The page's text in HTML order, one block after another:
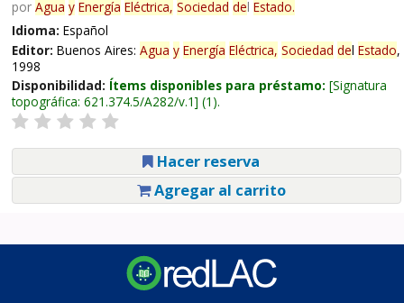
por Agua y Energía Eléctrica, Sociedad del Estado.
Idioma: Español
Editor: Buenos Aires: Agua y Energía Eléctrica, Sociedad del Estado,
1998
Disponibilidad: Ítems disponibles para préstamo: Signatura
topográfica: 621.374.5/A282/v.1 (1).
Hacer reserva
Agregar al carrito